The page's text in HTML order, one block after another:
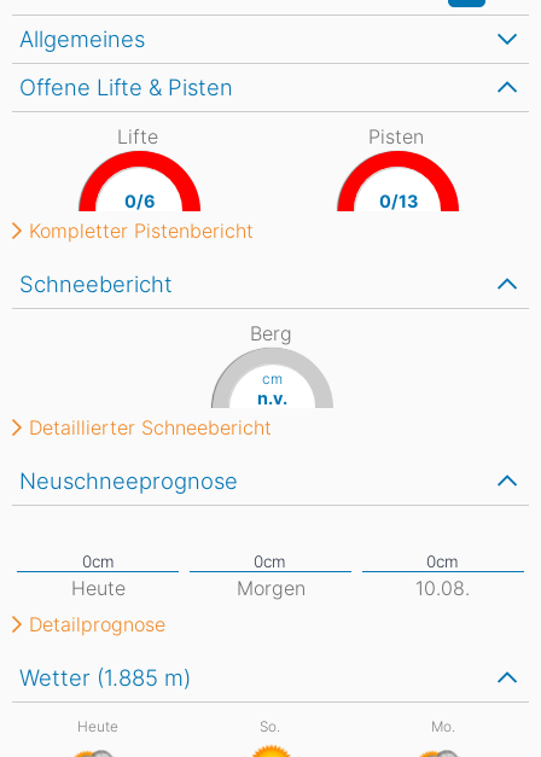
Allgemeines
Wetter (1.885 m)
Heute So. Mo.
Schneebericht
Berg
cm
n.v.
Detaillierter Schneebericht
Neuschneeprognose
Heute Morgen
10.08.
Detailprognose
Offene Lifte & Pisten
Lifte
0/6
Pisten
0/13
Kompletter Pistenbericht